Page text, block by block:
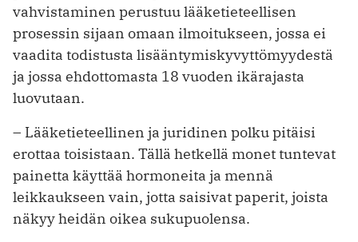
vahvistaminen perustuu lääketieteellisen
prosessin sijaan omaan ilmoitukseen, jossa ei
vaadita todistusta lisääntymiskyvyttömyydestä
ja jossa ehdottomasta 18 vuoden ikärajasta
luovutaan.
– Lääketieteellinen ja juridinen polku pitäisi
erottaa toisistaan. Tällä hetkellä monet tuntevat
painetta käyttää hormoneita ja mennä
leikkaukseen vain, jotta saisivat paperit, joista
näkyy heidän oikea sukupuolensa.